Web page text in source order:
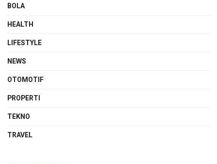
BOLA
HEALTH
LIFESTYLE
NEWS
OTOMOTIF
PROPERTI
TEKNO
TRAVEL